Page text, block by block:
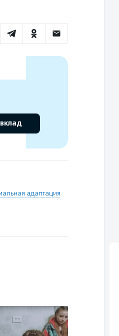
адаптация